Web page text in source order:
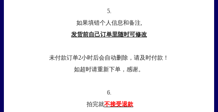
5.
如果填错个人信息和备注,
发货前自己订单里随时可修改
未付款订单2小时后会自动删除，请及时付款！
如超时请重新下单，感谢。
6.
拍完就不接受退款